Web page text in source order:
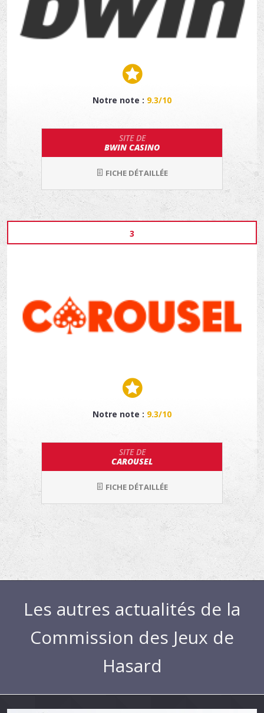
Notre note : 9.3/10
SITE DE
BWIN CASINO
FICHE DÉTAILLÉE
3
Notre note : 9.3/10
SITE DE
CAROUSEL
FICHE DÉTAILLÉE
Les autres actualités de la
Commission des Jeux de
Hasard